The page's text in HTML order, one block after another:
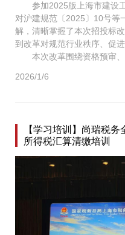
参加2025版上海市建设工
对沪建规范〔2025〕10号等
解，清晰掌握了本次招投标
到改革对规范行业秩序、促
本次改革围绕资格预审、
2026/1/6
【学习培训】尚瑞税
所得税汇算清缴培训